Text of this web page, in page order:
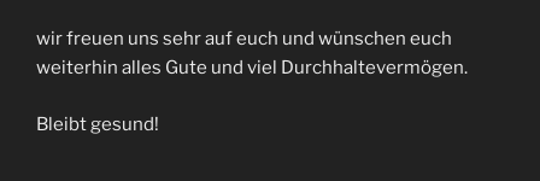
wir freuen uns sehr auf euch und wünschen euch
weiterhin alles Gute und viel Durchhaltevermögen.
Bleibt gesund!